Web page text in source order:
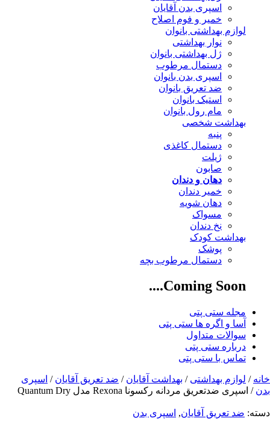
اسپری بدن آقایان
خمیر و فوم اصلاح
لوازم بهداشتی بانوان
نوار بهداشتی
ژل بهداشتی بانوان
دستمال مرطوب
اسپری بدن بانوان
ضد تعریق بانوان
استیک بانوان
مام رول بانوان
بهداشت شخصی
پنبه
دستمال کاغذی
ژیلت
صابون
دهان و دندان
خمیر دندان
دهان شویه
مسواک
نخ دندان
بهداشت کودک
پوشک
دستمال مرطوب بچه
Coming Soon....
مجله ستی پتی
آسا و اگره ها ستی پتی
سوالات متداول
درباره ستی پتی
تماس با ستی پتی
خانه / لوازم بهداشتی / بهداشت آقایان / ضد تعریق آقایان / اسپری
بدن / اسپری ضدتعریق مردانه رکسونا Rexona مدل Quantum Dry
دسته: ضد تعریق آقایان, اسپری بدن